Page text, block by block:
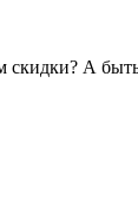
скидки? А